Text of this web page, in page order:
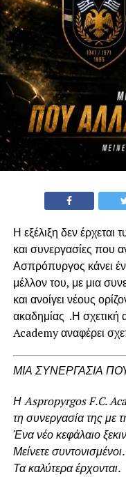
Η εξέλιξη δεν έρχεται
και συνεργασίες που
Ασπρόπυργος κάνει
μέλλον του, με μια
και ανοίγει νέους
ακαδημίας .Η
Academy αναφέρει
ΜΙΑ ΣΥΝΕΡΓΑΣΙΑ
Η Aspropyrgos F.C.
τη συνεργασία της με
Ένα νέο κεφάλαιο
Μείνετε
Τα καλύτερα έρχονται.